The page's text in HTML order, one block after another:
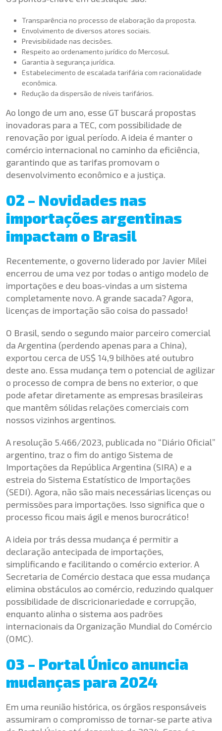
Transparência no processo de elaboração da proposta.
Envolvimento de diversos atores sociais.
Previsibilidade nas decisões.
Respeito ao ordenamento jurídico do Mercosul.
Garantia à segurança jurídica.
Estabelecimento de escalada tarifária com racionalidade
econômica.
Redução da dispersão de níveis tarifários.
Ao longo de um ano, esse GT buscará propostas
inovadoras para a TEC, com possibilidade de
renovação por igual período. A ideia é manter o
comércio internacional no caminho da eficiência,
garantindo que as tarifas promovam o
desenvolvimento econômico e a justiça.
02 – Novidades nas
importações argentinas
impactam o Brasil
Recentemente, o governo liderado por Javier Milei
encerrou de uma vez por todas o antigo modelo de
importações e deu boas-vindas a um sistema
completamente novo. A grande sacada? Agora,
licenças de importação são coisa do passado!
O Brasil, sendo o segundo maior parceiro comercial
da Argentina (perdendo apenas para a China),
exportou cerca de US$ 14,9 bilhões até outubro
deste ano. Essa mudança tem o potencial de agilizar
o processo de compra de bens no exterior, o que
pode afetar diretamente as empresas brasileiras
que mantêm sólidas relações comerciais com
nossos vizinhos argentinos.
A resolução 5.466/2023, publicada no “Diário Oficial”
argentino, traz o fim do antigo Sistema de
Importações da República Argentina (SIRA) e a
estreia do Sistema Estatístico de Importações
(SEDI). Agora, não são mais necessárias licenças ou
permissões para importações. Isso significa que o
processo ficou mais ágil e menos burocrático!
A ideia por trás dessa mudança é permitir a
declaração antecipada de importações,
simplificando e facilitando o comércio exterior. A
Secretaria de Comércio destaca que essa mudança
elimina obstáculos ao comércio, reduzindo qualquer
possibilidade de discricionariedade e corrupção,
enquanto alinha o sistema aos padrões
internacionais da Organização Mundial do Comércio
(OMC).
03 – Portal Único anuncia
mudanças para 2024
Em uma reunião histórica, os órgãos responsáveis
assumiram o compromisso de tornar-se parte ativa